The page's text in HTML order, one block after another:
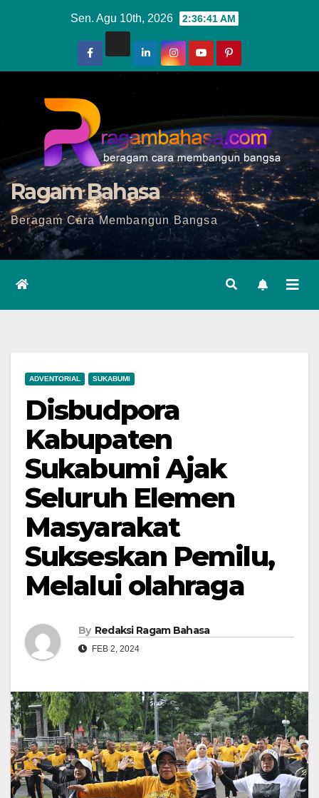
Sen. Agu 10th, 2026 2:36:43 AM
Ragam Bahasa
Beragam Cara Membangun Bangsa
ADVENTORIAL SUKABUMI
Disbudpora
Kabupaten
Sukabumi Ajak
Seluruh Elemen
Masyarakat
Sukseskan Pemilu,
Melalui olahraga
By Redaksi Ragam Bahasa
FEB 2, 2024